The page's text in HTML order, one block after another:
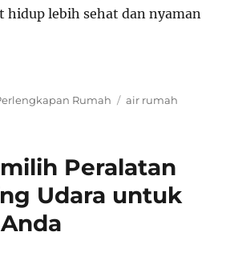
hidup lebih sehat dan nyaman
Rumah Tags
air rumah
Peralatan
Udara untuk